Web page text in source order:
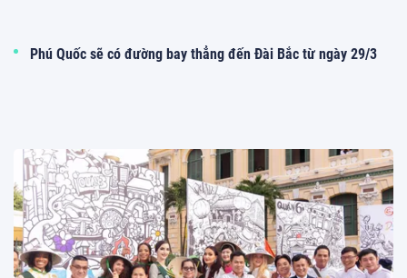
Phú Quốc sẽ có đường bay thẳng đến Đài Bắc từ ngày 29/3